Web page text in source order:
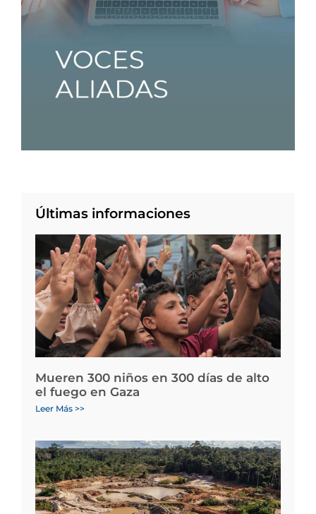
Últimas informaciones
Mueren 300 niños en 300 días de alto
el fuego en Gaza
Leer Más >>